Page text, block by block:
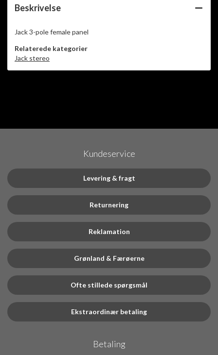
Beskrivelse
Jack 3-pole female panel
Relaterede kategorier
Jack stereo
Kundeservice
Levering & fragt
Returnering
Reklamation
Grønland & Færøerne
Ofte stillede spørgsmål
Ekstraordinær betaling
Betaling